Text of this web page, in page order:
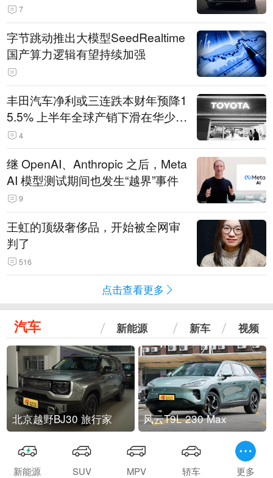
7
字节跳动推出大模型SeedRealtime
国产算力逻辑有望持续加强
丰田汽车净利或三连跌本财年预降1
5.5% 上半年全球产销下滑在华少卖
14.3万辆
4
继 OpenAI、Anthropic 之后，Meta
AI 模型测试期间也发生“越界”事件
9
王虹的顶级奢侈品，开始被全网审
判了
516
点击查看更多
汽车 新能源 新车 视频
北京越野BJ30 旅行家 风云T9L 230 Max
新能源 SUV MPV 轿车 更多